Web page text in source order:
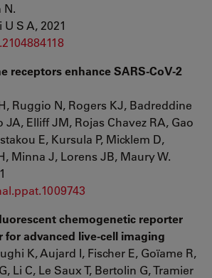
N.
S A, 2021
receptors enhance SARS-CoV-2
Ruggio N, Rogers KJ, Badreddine
Elliff JM, Rojas Chavez RA, Gao
E, Kursula P, Micklem D,
Minna J, Lorens JB, Maury W.
chemogenetic reporter
advanced live-cell imaging
K, Aujard I, Fischer E, Goïame R,
Li C, Le Saux T, Bertolin G, Tramier